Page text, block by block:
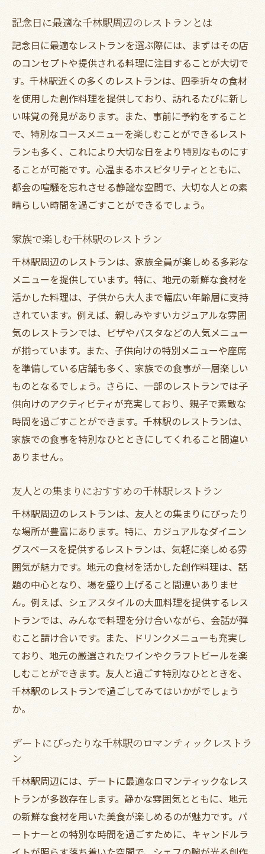
プライベート空間での食事の魅力
インテリアにもこだわった千林駅のレスト
ラン
静かな環境で味わう料理の美味しさ
落ち着いた雰囲気での食事が心に残る理由
都会の喧騒を忘れる癒しの空間
心に残る美食体験を提供するパーティープラン
特別なイベントに最適なパーティープラン
シェフのスペシャルメニューが楽しめるプ
幅広さ
オーダーメイドで叶える理想のパーティー
予算に合わせた柔軟なプラン提案
ゲストに喜ばれるサプライズ演出
ホスピタリティが光る千林駅のレストラン
心温まるおもてなしが魅力のレストラン
お客様のニーズに応える柔軟なサービス
スタッフの笑顔が生む安心感
おもてなしの心が感じられる瞬間
リピーターが絶えない理由とは
静かな場所で楽しむ贅沢なひととき
日常を忘れさせる特別な空間
自然に囲まれたレストランでの癒し体験
都会のオアシスとしての役割を果たす理由
ストレス解消にぴったりなレストラン選び
非日常を感じられるレストランの雰囲気
季節の旬を楽しむレストランのおすすめメニュ
ー
季節限定のスペシャルメニューの魅力
旬の食材を使ったおすすめ料理
季節の変化を味わえる創作料理
季節感を大切にした料理の魅力
初めて訪れる方へのおすすめレストラン
リピーターも納得の美食体験
食事がもたらす心に残る感動の瞬間
記念日に最適な千林駅周辺のレストランとは
記念日に最適なレストランを選ぶ際には、まずはその店
のコンセプトや提供される料理に注目することが大切で
す。千林駅近くの多くのレストランは、四季折々の食材
を使用した創作料理を提供しており、訪れるたびに新し
い味覚の発見があります。また、事前に予約をすること
で、特別なコースメニューを楽しむことができるレスト
ランも多く、これにより大切な日をより特別なものにす
ることが可能です。心温まるホスピタリティとともに、
都会の喧騒を忘れさせる静謐な空間で、大切な人との素
晴らしい時間を過ごすことができるでしょう。
家族で楽しむ千林駅のレストラン
千林駅周辺のレストランは、家族全員が楽しめる多彩な
メニューを提供しています。特に、地元の新鮮な食材を
活かした料理は、子供から大人まで幅広い年齢層に支持
されています。例えば、親しみやすいカジュアルな雰囲
気のレストランでは、ピザやパスタなどの人気メニュー
が揃っています。また、子供向けの特別メニューや座席
を準備している店舗も多く、家族での食事が一層楽しい
ものとなるでしょう。さらに、一部のレストランでは子
供向けのアクティビティが充実しており、親子で素敵な
時間を過ごすことができます。千林駅のレストランは、
家族での食事を特別なひとときにしてくれること間違い
ありません。
友人との集まりにおすすめの千林駅レストラン
千林駅周辺のレストランは、友人との集まりにぴったり
な場所が豊富にあります。特に、カジュアルなダイニン
グスペースを提供するレストランは、気軽に楽しめる雰
囲気が魅力です。地元の食材を活かした創作料理は、話
題の中心となり、場を盛り上げること間違いありませ
ん。例えば、シェアスタイルの大皿料理を提供するレス
トランでは、みんなで料理を分け合いながら、会話が弾
むこと請け合いです。また、ドリンクメニューも充実し
ており、地元の厳選されたワインやクラフトビールを楽
しむことができます。友人と過ごす特別なひとときを、
千林駅のレストランで過ごしてみてはいかがでしょう
か。
デートにぴったりな千林駅のロマンティックレストラ
ン
千林駅周辺には、デートに最適なロマンティックなレス
トランが多数存在します。静かな雰囲気とともに、地元
の新鮮な食材を用いた美食が楽しめるのが魅力です。パ
ートナーとの特別な時間を過ごすために、キャンドルラ